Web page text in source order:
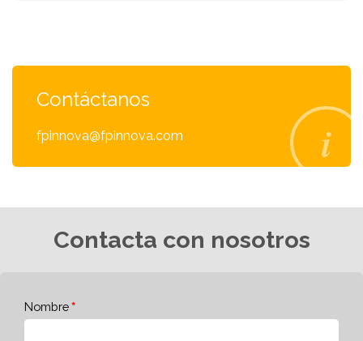
Contáctanos
fpinnova@fpinnova.com
Contacta con nosotros
Nombre